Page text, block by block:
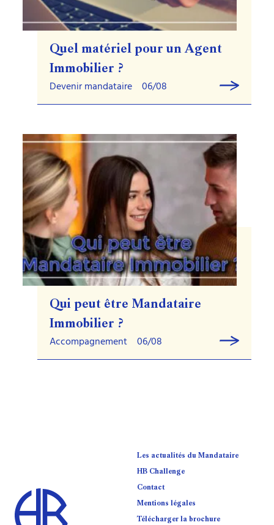
Quel matériel pour un Agent
Immobilier ?
Devenir mandataire 06/08
Qui peut être Mandataire
Immobilier ?
Accompagnement 06/08
Les actualités du Mandataire
HB Challenge
Contact
Mentions légales
Télécharger la brochure